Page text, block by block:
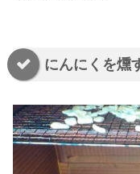
にんにくを燻